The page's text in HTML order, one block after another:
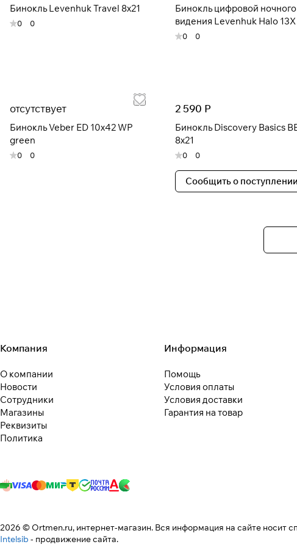
Бинокль Levenhuk Travel 8x21
0 0
Бинокль цифровой ночного
видения Levenhuk Halo 13X
0 0
отсутствует
Бинокль Veber ED 10x42 WP
green
0 0
2 590 Р
Бинокль Discovery Basics
8x21
0 0
Сообщить о поступлении
Компания
О компании
Новости
Сотрудники
Магазины
Реквизиты
Политика
Информация
Помощь
Условия оплаты
Условия доставки
Гарантия на товар
2026 © Ortmen.ru, интернет-магазин. Вся информация на сайте носит
Intelsib - продвижение сайта.